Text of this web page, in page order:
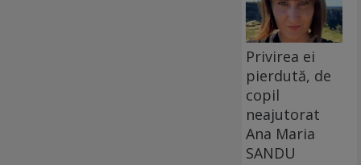
Privirea ei
pierdută, de
copil
neajutorat
Ana Maria
SANDU